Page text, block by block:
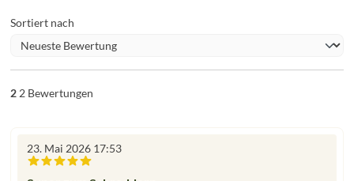
Sortiert nach
2 2 Bewertungen
23. Mai 2026 17:53